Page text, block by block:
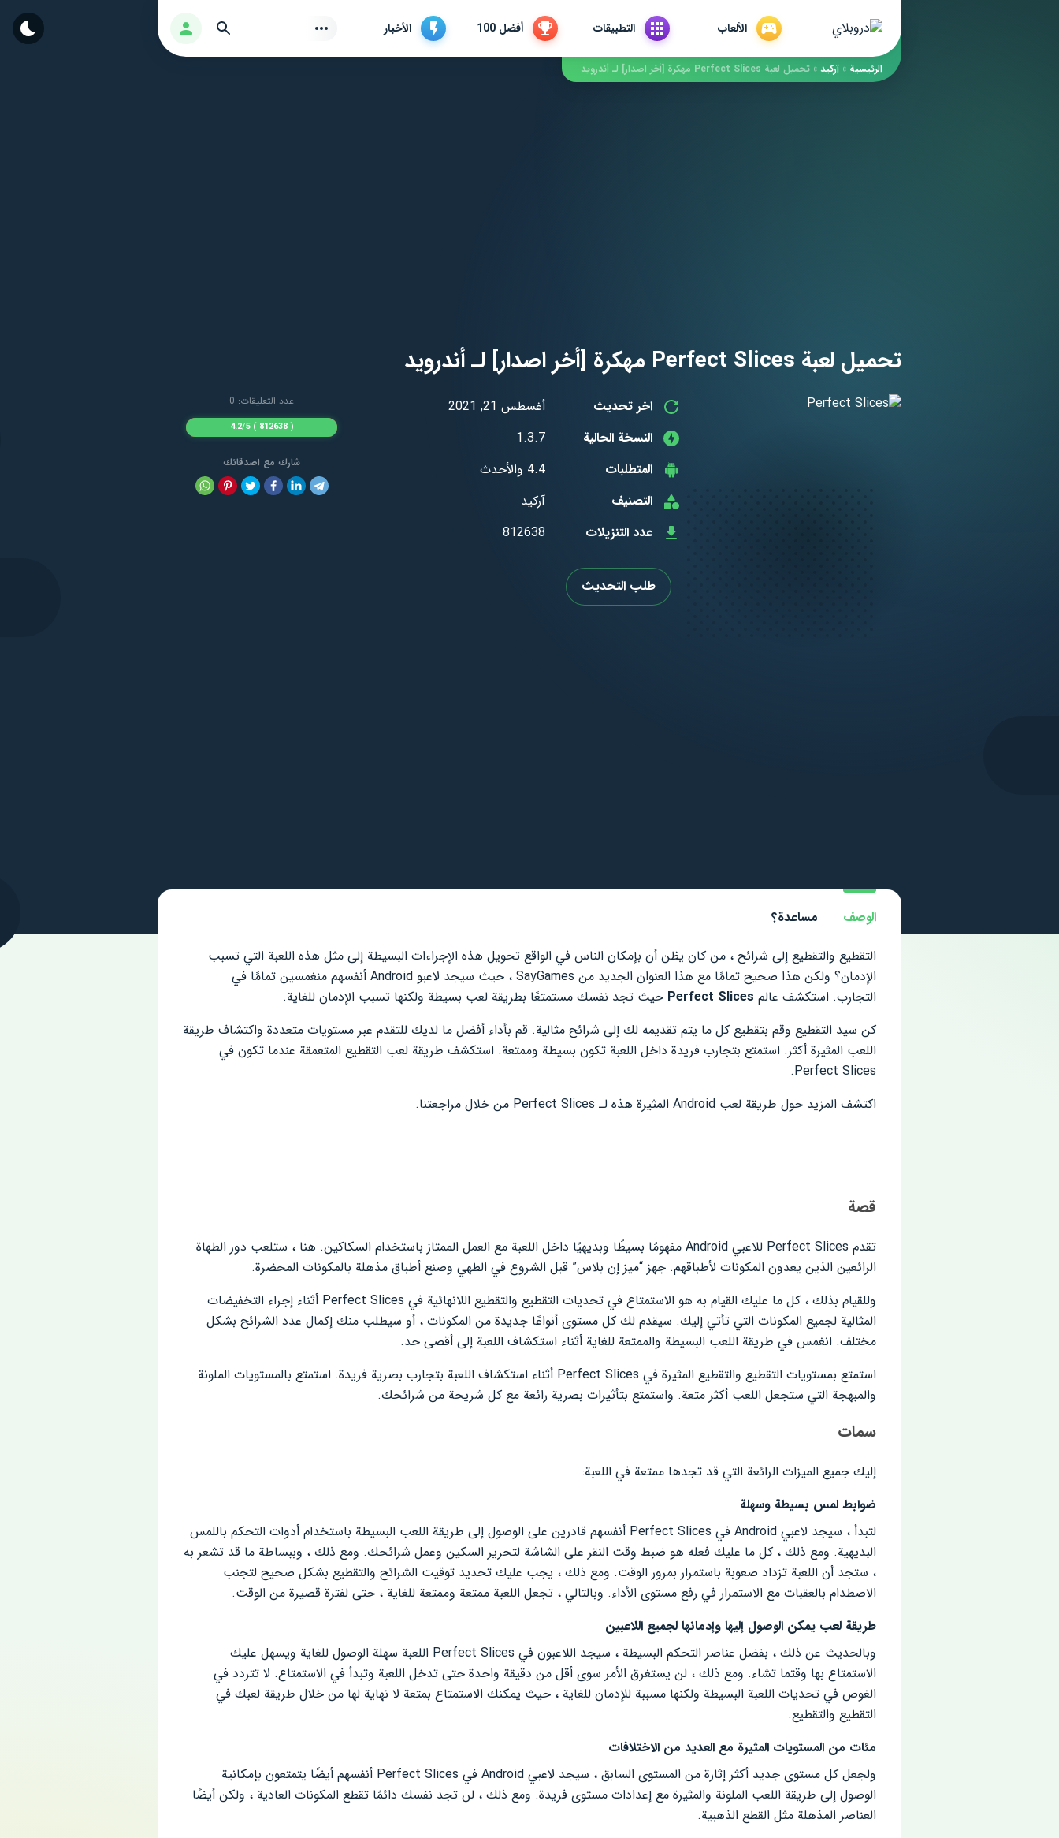
الألعاب التطبيقات أفضل 100 الأخبار تسجيل الدخول بحث
الرئيسية » آركيد » تحميل لعبة Perfect Slices مهكرة [أخر اصدار] لـ أندرويد
تحميل لعبة Perfect Slices مهكرة [أخر اصدار] لـ أندرويد
اخر تحديث
أغسطس 21, 2021
النسخة الحالية
1.3.7
المتطلبات
4.4 والأحدث
التصنيف
آركيد
عدد التنزيلات
812638
عدد التعليقات: 0
(
812638
)
4.2/5
شارك مع اصدقائك
طلب التحديث
الوصف
مساعدة؟
التقطيع والتقطيع إلى شرائح ، من كان يظن أن بإمكان الناس في الواقع تحويل هذه الإجراءات البسيطة إلى مثل هذه اللعبة التي تسبب
الإدمان؟ ولكن هذا صحيح تمامًا مع هذا العنوان الجديد من SayGames ، حيث سيجد لاعبو Android أنفسهم منغمسين تمامًا في
التجارب. استكشف عالم Perfect Slices حيث تجد نفسك مستمتعًا بطريقة لعب بسيطة ولكنها تسبب الإدمان للغاية.
كن سيد التقطيع وقم بتقطيع كل ما يتم تقديمه لك إلى شرائح مثالية. قم بأداء أفضل ما لديك للتقدم عبر مستويات متعددة واكتشاف طريقة
اللعب المثيرة أكثر. استمتع بتجارب فريدة داخل اللعبة تكون بسيطة وممتعة. استكشف طريقة لعب التقطيع المتعمقة عندما تكون في
Perfect Slices.
اكتشف المزيد حول طريقة لعب Android المثيرة هذه لـ Perfect Slices من خلال مراجعتنا.
قصة
تقدم Perfect Slices للاعبي Android مفهومًا بسيطًا وبديهيًا داخل اللعبة مع العمل الممتاز باستخدام السكاكين. هنا ، ستلعب دور الطهاة
الرائعين الذين يعدون المكونات لأطباقهم. جهز “ميز إن بلاس” قبل الشروع في الطهي وصنع أطباق مذهلة بالمكونات المحضرة.
وللقيام بذلك ، كل ما عليك القيام به هو الاستمتاع في تحديات التقطيع والتقطيع اللانهائية في Perfect Slices أثناء إجراء التخفيضات
المثالية لجميع المكونات التي تأتي إليك. سيقدم لك كل مستوى أنواعًا جديدة من المكونات ، أو سيطلب منك إكمال عدد الشرائح بشكل
مختلف. انغمس في طريقة اللعب البسيطة والممتعة للغاية أثناء استكشاف اللعبة إلى أقصى حد.
استمتع بمستويات التقطيع والتقطيع المثيرة في Perfect Slices أثناء استكشاف اللعبة بتجارب بصرية فريدة. استمتع بالمستويات الملونة
والمبهجة التي ستجعل اللعب أكثر متعة. واستمتع بتأثيرات بصرية رائعة مع كل شريحة من شرائحك.
سمات
إليك جميع الميزات الرائعة التي قد تجدها ممتعة في اللعبة:
ضوابط لمس بسيطة وسهلة
لتبدأ ، سيجد لاعبي Android في Perfect Slices أنفسهم قادرين على الوصول إلى طريقة اللعب البسيطة باستخدام أدوات التحكم باللمس
البديهية. ومع ذلك ، كل ما عليك فعله هو ضبط وقت النقر على الشاشة لتحرير السكين وعمل شرائحك. ومع ذلك ، وببساطة ما قد تشعر به
، ستجد أن اللعبة تزداد صعوبة باستمرار بمرور الوقت. ومع ذلك ، يجب عليك تحديد توقيت الشرائح والتقطيع بشكل صحيح لتجنب
الاصطدام بالعقبات مع الاستمرار في رفع مستوى الأداء. وبالتالي ، تجعل اللعبة ممتعة وممتعة للغاية ، حتى لفترة قصيرة من الوقت.
طريقة لعب يمكن الوصول إليها وإدمانها لجميع اللاعبين
وبالحديث عن ذلك ، بفضل عناصر التحكم البسيطة ، سيجد اللاعبون في Perfect Slices اللعبة سهلة الوصول للغاية ويسهل عليك
الاستمتاع بها وقتما تشاء. ومع ذلك ، لن يستغرق الأمر سوى أقل من دقيقة واحدة حتى تدخل اللعبة وتبدأ في الاستمتاع. لا تتردد في
الغوص في تحديات اللعبة البسيطة ولكنها مسببة للإدمان للغاية ، حيث يمكنك الاستمتاع بمتعة لا نهاية لها من خلال طريقة لعبك في
التقطيع والتقطيع.
مئات من المستويات المثيرة مع العديد من الاختلافات
ولجعل كل مستوى جديد أكثر إثارة من المستوى السابق ، سيجد لاعبي Android في Perfect Slices أنفسهم أيضًا يتمتعون بإمكانية
الوصول إلى طريقة اللعب الملونة والمثيرة مع إعدادات مستوى فريدة. ومع ذلك ، لن تجد نفسك دائمًا تقطع المكونات العادية ، ولكن أيضًا
العناصر المذهلة مثل القطع الذهبية.